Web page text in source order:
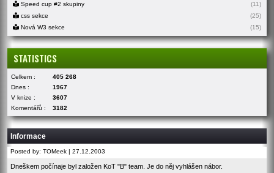
Speed cup #2 skupiny
(11)
css sekce
(25)
Nová W3 sekce
(15)
STATISTICS
Celkem :
405 268
Dnes :
1967
V knize :
3607
Komentářů :
3182
Informace
Posted by: TOMeek | 27.12.2003
Dneškem počínaje byl založen KoT "B" team. Je do něj vyhlášen nábor.